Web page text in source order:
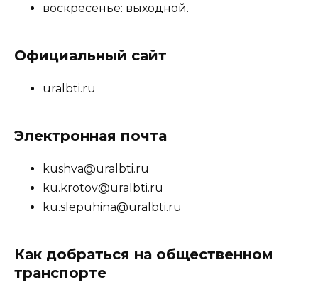
воскресенье: выходной.
Официальный сайт
uralbti.ru
Электронная почта
kushva@uralbti.ru
ku.krotov@uralbti.ru
ku.slepuhina@uralbti.ru
Как добраться на общественном
транспорте